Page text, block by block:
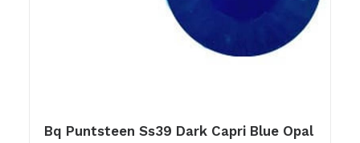
Bq Puntsteen Ss39 Dark Capri Blue Opal